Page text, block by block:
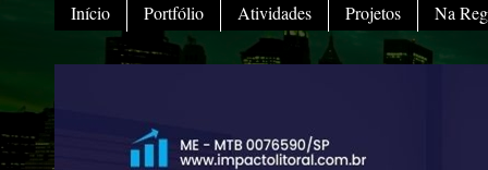
Início Portfólio Atividades Projetos Na